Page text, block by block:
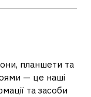
планшети та
— це наші
та засоби